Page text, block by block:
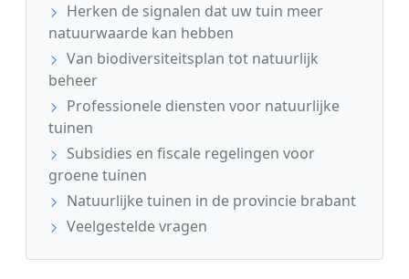
Herken de signalen dat uw tuin meer
natuurwaarde kan hebben
Van biodiversiteitsplan tot natuurlijk
beheer
Professionele diensten voor natuurlijke
tuinen
Subsidies en fiscale regelingen voor
groene tuinen
Natuurlijke tuinen in de provincie brabant
Veelgestelde vragen